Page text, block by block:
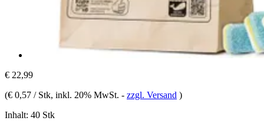
€ 22,99
(€ 0,57 / Stk, inkl. 20% MwSt. - zzgl. Versand )
Inhalt: 40 Stk